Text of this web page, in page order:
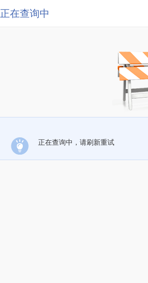
正在查询中
正在查询中，请刷新重试